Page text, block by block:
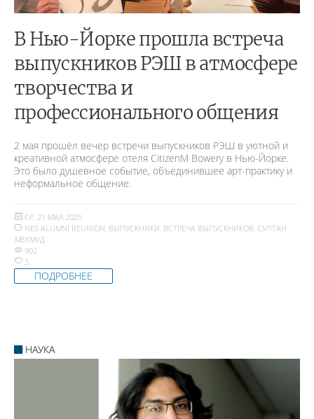
В Нью-Йорке прошла встреча
выпускников РЭШ в атмосфере
творчества и
профессионального общения
2 мая прошёл вечер встречи выпускников РЭШ в уютной и
креативной атмосфере отеля CitizenM Bowery в Нью-Йорке.
Это было душевное событие, объединившее арт-практику и
неформальное общение.
СР, 21 МАЯ 2025
NES ALUMNI REUNION, ВЫПУСКНИКИ, ВСТРЕЧА ВЫПУСКНИКОВ, СУЛТАН
МЕХМУД
902
3
ПОДРОБНЕЕ
НАУКА